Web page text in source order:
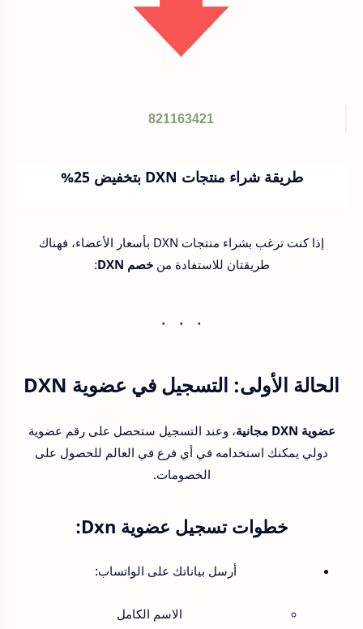
821163421
طريقة شراء منتجات DXN بتخفيض 25%
إذا كنت ترغب بشراء منتجات DXN بأسعار الأعضاء، فهناك
طريقتان للاستفادة منخصم DXN :
الحالة الأولى: التسجيل في عضوية DXN
عضوية DXN مجانية
، وعند التسجيل ستحصل على رقم عضوية
دولي يمكنك استخدامه في أي فرع في العالم للحصول على
الخصومات.
خطوات تسجيل عضوية Dxn:
أرسل بياناتك على الواتساب:
الاسم الكامل